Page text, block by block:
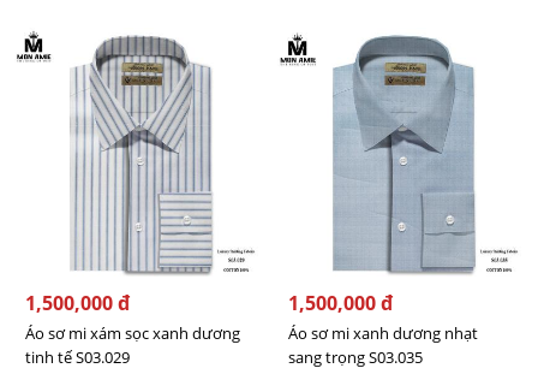
1,500,000 đ
Áo sơ mi xám sọc xanh dương
tinh tế S03.029
1,500,000 đ
Áo sơ mi xanh dương nhạt
sang trọng S03.035